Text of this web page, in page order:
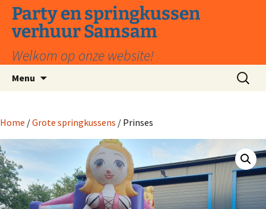
naar
inhoud
Party en springkussen
verhuur Samsam
Welkom op onze website!
Menu
Zoeken
naar:
Home /Grote springkussens / Prinses